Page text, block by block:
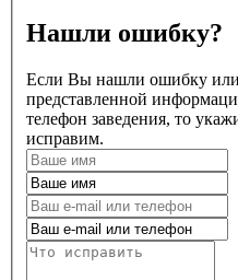
Нашли ошибку?
Если Вы нашли ошибку или
представленной
телефон заведения, то
исправим.